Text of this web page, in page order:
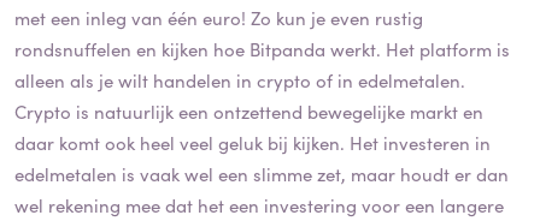
met een inleg van één euro! Zo kun je even rustig
rondsnuffelen en kijken hoe Bitpanda werkt. Het platform is
alleen als je wilt handelen in crypto of in edelmetalen.
Crypto is natuurlijk een ontzettend bewegelijke markt en
daar komt ook heel veel geluk bij kijken. Het investeren in
edelmetalen is vaak wel een slimme zet, maar houdt er dan
wel rekening mee dat het een investering voor een langere